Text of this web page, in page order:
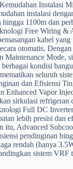
Instalasi
instalasi
hingga 1100m dan
Free Wiring &
kabel
otomatis.
Maintenance Mode,
kondisi
seluruh
dan Efisiensi
Enhanced Vapor
sirkulasi refrigeran
Full DC
lebih presisi dan
itu, Advanced
pendinginan
rendah (hanya
sistem VRF